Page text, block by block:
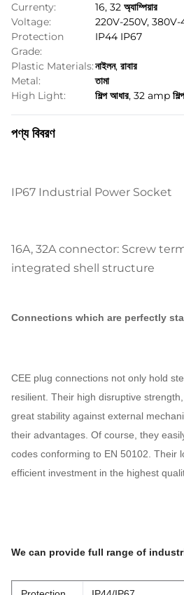
Currenty:
16, 32 অ্যাম্পিয়ার
Voltage:
220V-250V, 380V-
Protection
Grade:
IP44 IP67
Plastic Materials:নাইলন, রাবার
Metal:
তামা
High Light:
শিল্প আধার, 32 amp
পণ্য বিবরণ
IP67 Industrial Power Socket
16A, 32A connector: Screw
integrated shell structure
Connections which are perfectly
CEE plug connections not only hold
resilient. Their high disruptive
great stability against external
their advantages. Of course, they
codes conforming to EN 50102. Their
efficient investment in the highest
We can provide full range of